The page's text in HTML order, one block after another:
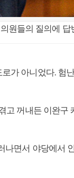
원들의 질의에 답
가 아니었다. 험
고 꺼내든 이완구
나면서 야당에서